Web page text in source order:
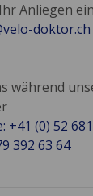
Anliegen
doktor.ch
während
(0) 52
392 63 64